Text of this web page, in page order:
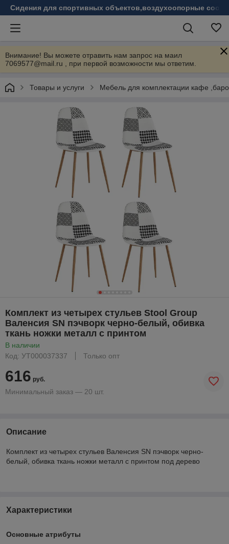
Сидения для спортивных объектов,воздухоопорные
Внимание! Вы можете отравить нам запрос на маил
7069577@mail.ru , при первой возможности мы ответим.
Товары и услуги Мебель для комплектации кафе
Комплект из четырех стульев Stool Group
Валенсия SN пэчворк черно-белый, обивка
ткань ножки металл с принтом
В наличии
Код: УТ000037337
Только опт
616 руб.
Минимальный заказ — 20 шт.
Описание
Комплект из четырех стульев Валенсия SN пэчворк черно-
белый, обивка ткань ножки металл с принтом под дерево
Характеристики
Основные атрибуты